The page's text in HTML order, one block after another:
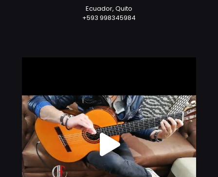
Ecuador, Quito
+593 998345984